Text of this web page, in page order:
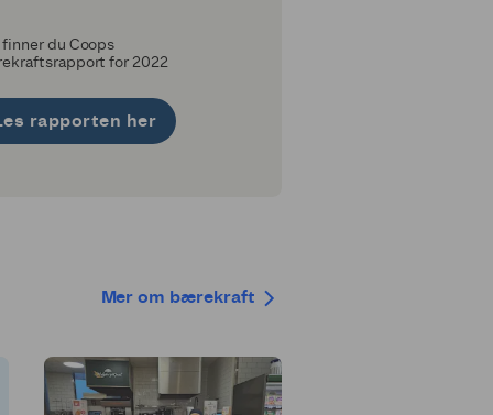
finner du Coops
for 2022
rapporten her
Mer om bærekraft